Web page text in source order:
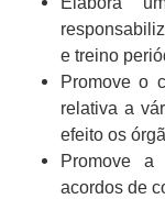
e treino
Promove o
relativa a
efeito os
Promove a
acordos de